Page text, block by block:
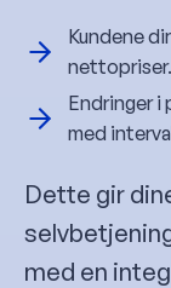
Kundene
nettopriser.
Endringer
med
Dette gir
med en